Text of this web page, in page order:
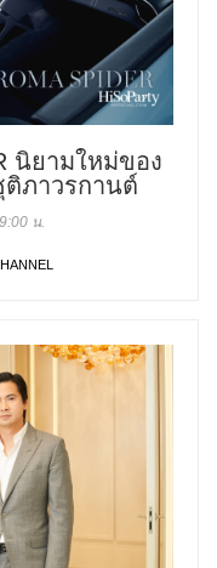
นิยามใหม่ของ
ภาวรกานต์
น.